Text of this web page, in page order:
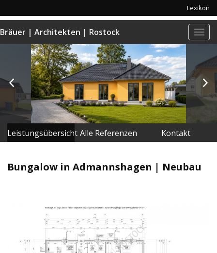
Lexikon
Bräuer | Architekten | Rostock
Leistungsübersicht Alle Referenzen Kontakt
Bungalow in Admannshagen | Neubau